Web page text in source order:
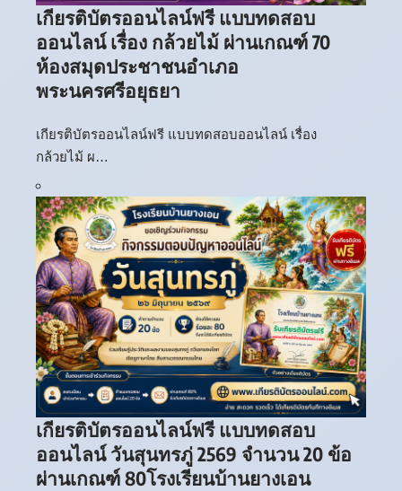
เกียรติบัตรออนไลน์ฟรี แบบทดสอบ
ออนไลน์ เรื่อง กล้วยไม้ ผ่านเกณฑ์ 70
ห้องสมุดประชาชนอำเภอ
พระนครศรีอยุธยา
เกียรติบัตรออนไลน์ฟรี แบบทดสอบออนไลน์ เรื่อง
กล้วยไม้ ผ…
เกียรติบัตรออนไลน์ฟรี แบบทดสอบ
ออนไลน์ วันสุนทรภู่ 2569 จำนวน 20 ข้อ
ผ่านเกณฑ์ 80โรงเรียนบ้านยางเอน